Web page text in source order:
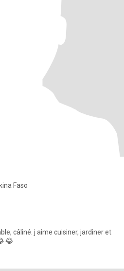
Faso
câliné. j aime cuisiner, jardiner et
😂